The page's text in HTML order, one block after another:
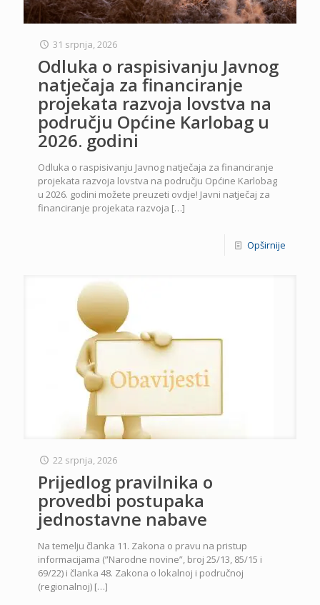
31 srpnja, 2026
Odluka o raspisivanju Javnog
natječaja za financiranje
projekata razvoja lovstva na
području Općine Karlobag u
2026. godini
Odluka o raspisivanju Javnog natječaja za financiranje
projekata razvoja lovstva na području Općine Karlobag
u 2026. godini možete preuzeti ovdje! Javni natječaj za
financiranje projekata razvoja […]
Opširnije
22 srpnja, 2026
Prijedlog pravilnika o
provedbi postupaka
jednostavne nabave
Na temelju članka 11. Zakona o pravu na pristup
informacijama (”Narodne novine”, broj 25/13, 85/15 i
69/22) i članka 48. Zakona o lokalnoj i područnoj
(regionalnoj) […]